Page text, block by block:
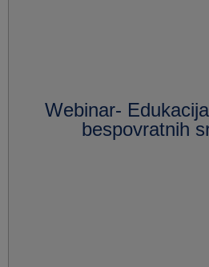
Webinar-
bespovratnih